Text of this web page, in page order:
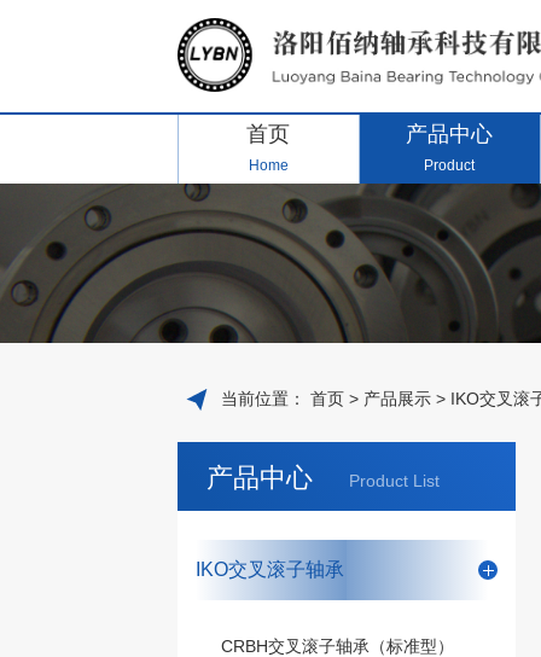
首页
Home
产品中心
Product
当前位置： 首页> 产品展示> IKO交叉滚
产品中心 Product List
IKO交叉滚子轴承
CRBH交叉滚子轴承（标准型）